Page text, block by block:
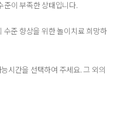
준이 부족한 상태입니다.
수준 향상을 위한 놀이치료 희망하
시간을 선택하여 주세요. 그 외의